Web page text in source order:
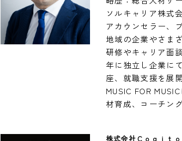
ソルキャリア株式
アカウンセラー、
地域の企業やさま
研修やキャリア面
年に独立し企業に
座、就職支援を展
MUSIC FOR
材育成、コーチン
株式会社Ｃｏｇｉｔ